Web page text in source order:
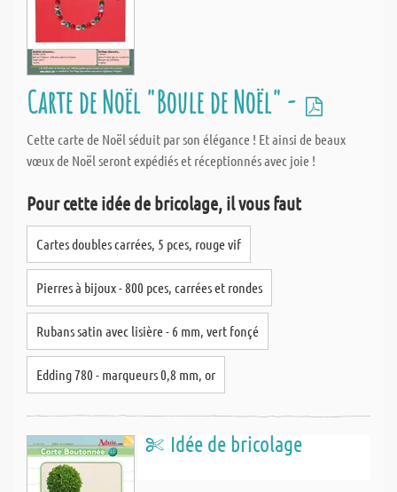
Carte de Noël "Boule de Noël" -
Cette carte de Noël séduit par son élégance ! Et ainsi de beaux
vœux de Noël seront expédiés et réceptionnés avec joie !
Pour cette idée de bricolage, il vous faut
Cartes doubles carrées, 5 pces, rouge vif
Pierres à bijoux - 800 pces, carrées et rondes
Rubans satin avec lisière - 6 mm, vert fonçé
Edding 780 - marqueurs 0,8 mm, or
Idée de bricolage